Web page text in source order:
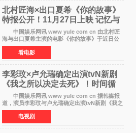
北村匠海×出口夏希《你的故事》
特报公开！11月27日上映 记忆与
初恋的奇幻交织
中国娱乐网讯 www yule com cn 由北村匠
海与出口夏希主演的电影《你的故事》于近日公
开特报影像，正式定档11月27日上映。 本片
改编自三秋缒同名小说，编剧由曾执笔《孤独摇
滚！》的吉田惠
看电影
李彩玟×卢允瑞确定出演tvN新剧
《我之所以决定去死》！时间循
环青春爱情来袭
中国娱乐网讯 www yule com cn 据韩媒报
道，演员李彩玟与卢允瑞确定出演tvN新剧《我之
所以决定去死》，分别担任男女主角。该剧预计
将于明年播出，引发观众期待。 本剧改编自
NAVER同名人气
电视剧